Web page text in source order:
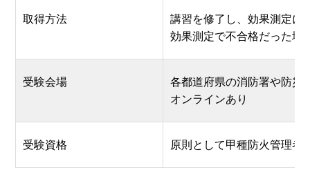
取得方法
講習を修了し、効果測定に
効果測定で不合格だった場
受験会場
各都道府県の消防署や防災
オンラインあり
受験資格 原則として甲種防火管理者